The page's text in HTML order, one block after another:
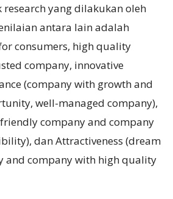
research yang dilakukan oleh
antara lain adalah
consumers, high quality
company, innovative
(company with growth and
well-managed company),
company and company
dan Attractiveness (dream
and company with high quality